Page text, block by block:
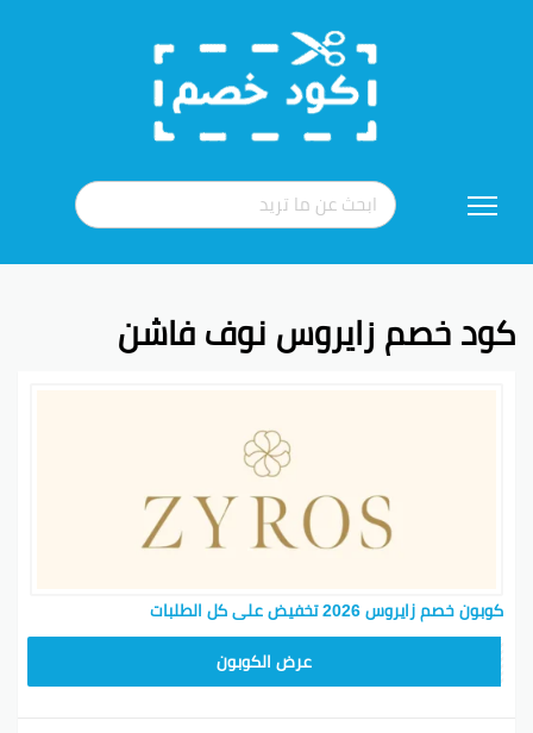
إلى
كود خصم زايروس نوف فاشن
كوبون خصم زايروس 2026 تخفيض على كل الطلبات
عرض الكوبون